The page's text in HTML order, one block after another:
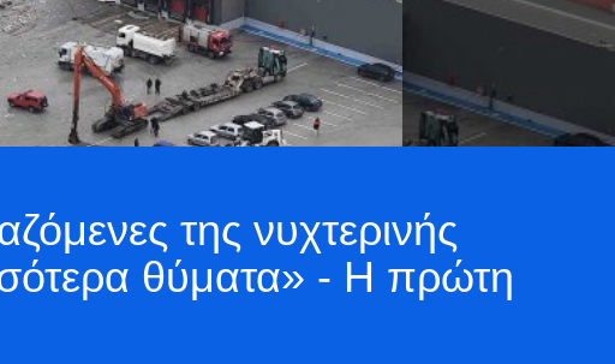
της νυχτερινής
θύματα» - Η πρώτη